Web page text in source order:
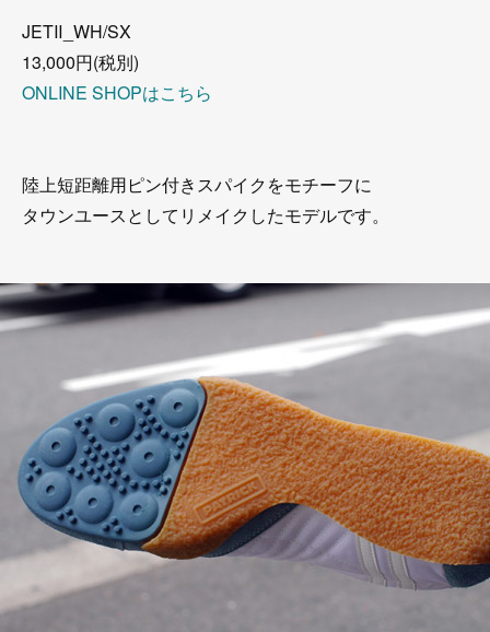
JETⅡ_WH/SX
13,000円(税別)
ONLINE SHOPはこちら
陸上短距離用ピン付きスパイクをモチーフに
タウンユースとしてリメイクしたモデルです。